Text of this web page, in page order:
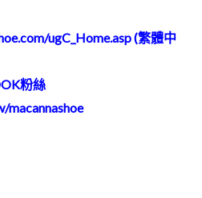
ugC_Home.asp(繁體中
粉絲
macannashoe